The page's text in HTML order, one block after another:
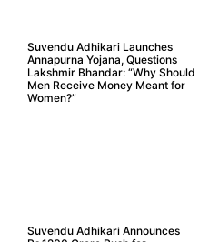
Suvendu Adhikari Launches
Annapurna Yojana, Questions
Lakshmir Bhandar: “Why Should
Men Receive Money Meant for
Women?”
Suvendu Adhikari Announces